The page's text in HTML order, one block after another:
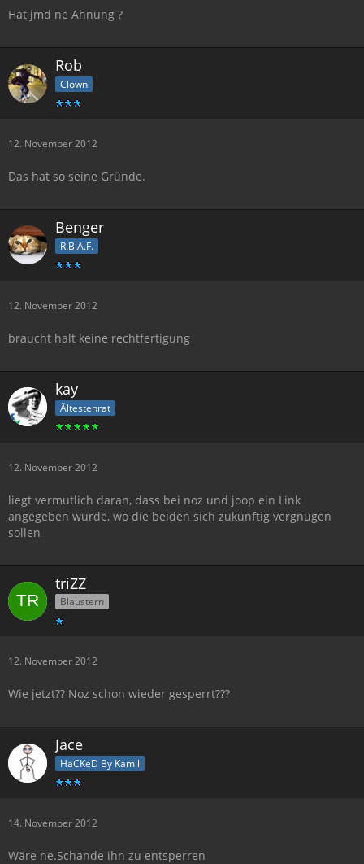
Hat jmd ne Ahnung ?
Rob
Clown
12. November 2012
Das hat so seine Gründe.
Benger
R.B.A.F.
12. November 2012
braucht halt keine rechtfertigung
kay
Ältestenrat
12. November 2012
liegt vermutlich daran, dass bei noz und joop ein Link
angegeben wurde, wo die beiden sich zukünftig vergnügen
sollen
triZZ
Blaustern
12. November 2012
Wie jetzt?? Noz schon wieder gesperrt???
Jace
HaCKeD By Kamil
14. November 2012
Wäre ne.Schande ihn zu entsperren